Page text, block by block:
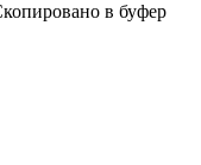
в буфер